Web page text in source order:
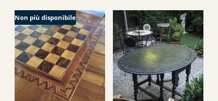
Non più disponibile